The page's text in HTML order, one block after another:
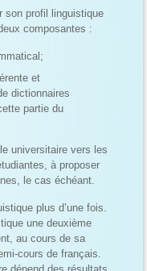
son profil linguistique
composantes :
et
dictionnaires
partie du
universitaire vers les
à proposer
le cas échéant.
plus d’une fois.
une deuxième
au cours de sa
de français.